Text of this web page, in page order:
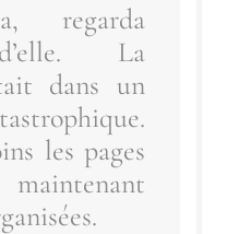
regar­da
La
dans un
les pages